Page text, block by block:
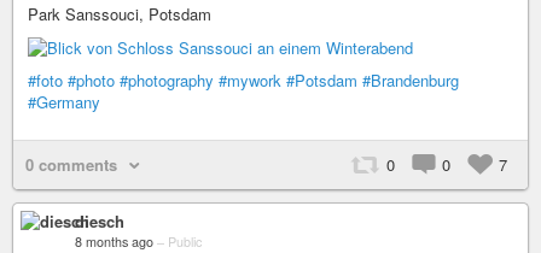
Park Sanssouci, Potsdam
#foto #photo #photography #mywork #Potsdam #Brandenburg
#Germany
0 comments 0 0 7
diesch
8 months ago – Public